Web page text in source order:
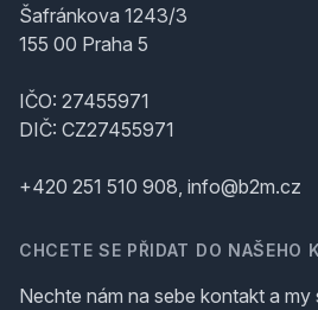
Šafránkova 1243/3
155 00 Praha 5
IČO: 27455971
DIČ: CZ27455971
+420 251 510 908, info@b2m.cz
CHCETE SE PŘIDAT DO NAŠEHO
Nechte nám na sebe kontakt a